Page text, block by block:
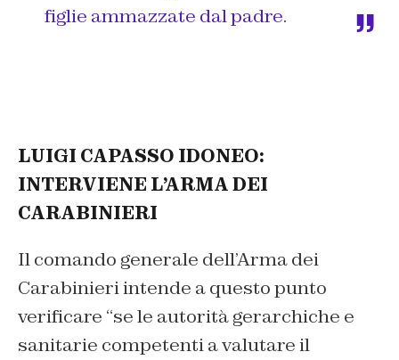
figlie ammazzate dal padre.
LUIGI CAPASSO IDONEO:
INTERVIENE L’ARMA DEI
CARABINIERI
Il comando generale dell’Arma dei
Carabinieri intende a questo punto
verificare “se le autorità gerarchiche e
sanitarie competenti a valutare il